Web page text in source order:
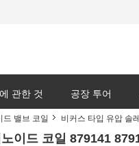
관한 것 공장 투어
드 밸브 코일 비커스 타입 유압 솔
이드 코일 879141